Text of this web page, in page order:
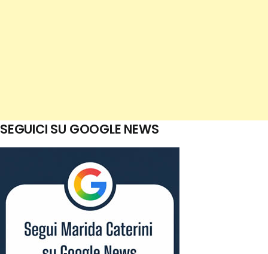
SEGUICI SU GOOGLE NEWS